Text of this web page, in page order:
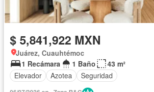
$ 5,841,922 MXN
Juárez, Cuauhtémoc
1 Recámara
1 Baño
43 m²
Elevador
Azotea Seguridad